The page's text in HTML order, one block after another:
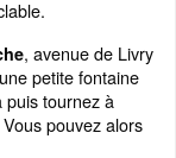
, avenue de Livry
petite fontaine
puis tournez à
pouvez alors